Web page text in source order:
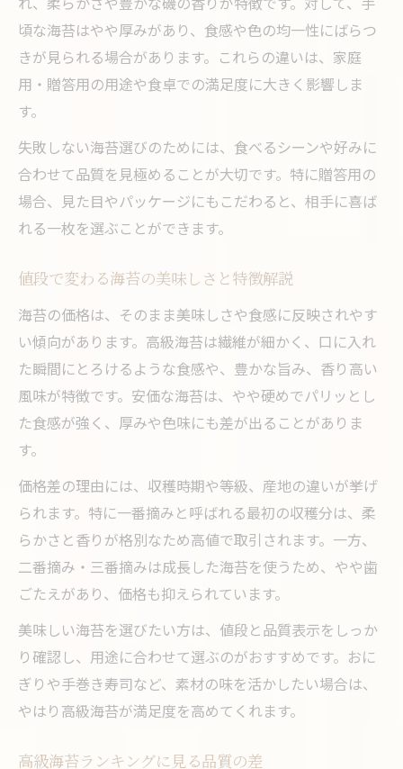
頃な海苔はやや厚みがあり、食感や色の均一性にばらつ
きが見られる場合があります。これらの違いは、家庭
用・贈答用の用途や食卓での満足度に大きく影響しま
す。
失敗しない海苔選びのためには、食べるシーンや好みに
合わせて品質を見極めることが大切です。特に贈答用の
場合、見た目やパッケージにもこだわると、相手に喜ば
れる一枚を選ぶことができます。
値段で変わる海苔の美味しさと特徴解説
海苔の価格は、そのまま美味しさや食感に反映されやす
い傾向があります。高級海苔は繊維が細かく、口に入れ
た瞬間にとろけるような食感や、豊かな旨み、香り高い
風味が特徴です。安価な海苔は、やや硬めでパリッとし
た食感が強く、厚みや色味にも差が出ることがありま
す。
価格差の理由には、収穫時期や等級、産地の違いが挙げ
られます。特に一番摘みと呼ばれる最初の収穫分は、柔
らかさと香りが格別なため高値で取引されます。一方、
二番摘み・三番摘みは成長した海苔を使うため、やや歯
ごたえがあり、価格も抑えられています。
美味しい海苔を選びたい方は、値段と品質表示をしっか
り確認し、用途に合わせて選ぶのがおすすめです。おに
ぎりや手巻き寿司など、素材の味を活かしたい場合は、
やはり高級海苔が満足度を高めてくれます。
高級海苔ランキングに見る品質の差